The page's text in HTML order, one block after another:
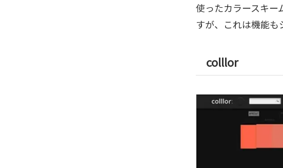
使ったカラースキー
すが、これは機能も
colllor